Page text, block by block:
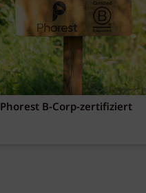
Phorest B-Corp-zertifiziert